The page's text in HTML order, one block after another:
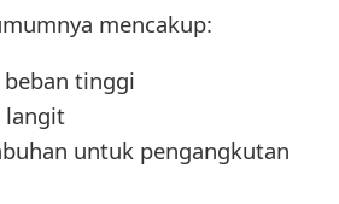
mencakup:
beban tinggi
langit
untuk pengangkutan